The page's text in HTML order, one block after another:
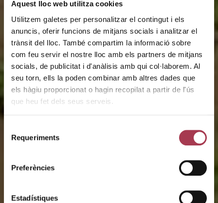
Aquest lloc web utilitza cookies
Utilitzem galetes per personalitzar el contingut i els
anuncis, oferir funcions de mitjans socials i analitzar el
trànsit del lloc. També compartim la informació sobre
com feu servir el nostre lloc amb els partners de mitjans
socials, de publicitat i d'anàlisis amb qui col·laborem. Al
seu torn, ells la poden combinar amb altres dades que
els hàgiu proporcionat o hagin recopilat a partir de l'ús
que heu fet dels seus serveis.
Requeriments
Preferències
Estadístiques
Alella